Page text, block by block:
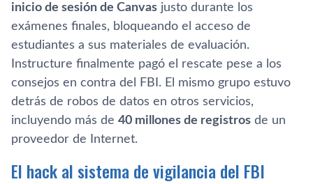
inicio de sesión de Canvas justo durante los
exámenes finales, bloqueando el acceso de
estudiantes a sus materiales de evaluación.
Instructure finalmente pagó el rescate pese a los
consejos en contra del FBI. El mismo grupo estuvo
detrás de robos de datos en otros servicios,
incluyendo más de 40 millones de registros de un
proveedor de Internet.
El hack al sistema de vigilancia del FBI